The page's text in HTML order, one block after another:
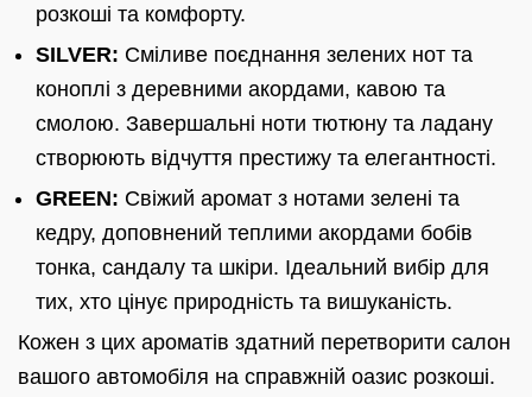
розкоші та комфорту.
SILVER: Сміливе поєднання зелених нот та
коноплі з деревними акордами, кавою та
смолою. Завершальні ноти тютюну та ладану
створюють відчуття престижу та елегантності.
GREEN: Свіжий аромат з нотами зелені та
кедру, доповнений теплими акордами бобів
тонка, сандалу та шкіри. Ідеальний вибір для
тих, хто цінує природність та вишуканість.
Кожен з цих ароматів здатний перетворити салон
вашого автомобіля на справжній оазис розкоші.